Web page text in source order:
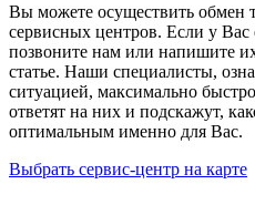
Вы можете осуществить обмен
сервисных центров. Если у Вас
позвоните нам или напишите
статье. Наши специалисты,
ситуацией, максимально
ответят на них и подскажут,
оптимальным именно для Вас.
Выбрать сервис-центр на карте